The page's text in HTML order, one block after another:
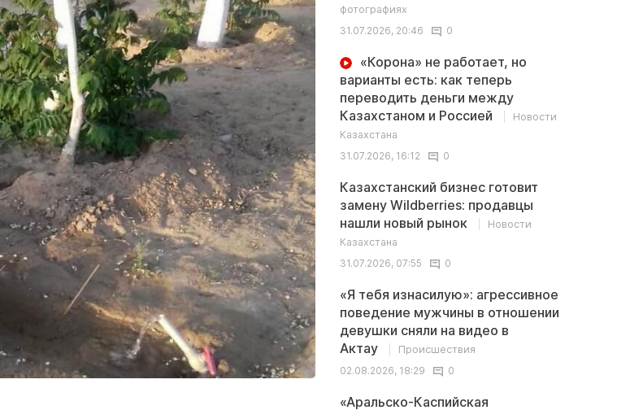
фотографиях
31.07.2026, 20:46
0
«Корона» не работает, но
варианты есть: как теперь
переводить деньги между
Казахстаном и Россией
Новости
Казахстана
31.07.2026, 16:12
0
Казахстанский бизнес готовит
замену Wildberries: продавцы
нашли новый рынок
Новости
Казахстана
31.07.2026, 07:55
0
«Я тебя изнасилую»: агрессивное
поведение мужчины в отношении
девушки сняли на видео в
Актау
Происшествия
02.08.2026, 18:29
0
«Аральско-Каспийская